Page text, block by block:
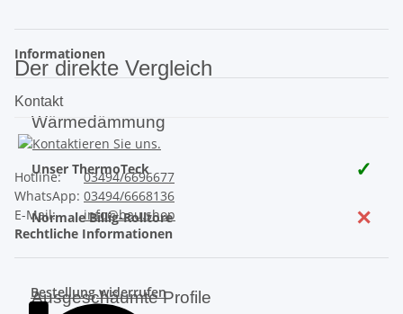
Der direkte Vergleich
Wärmedämmung
Unser ThermoTeck ✓
Normale Billig-Rolltore ✕
Ausgeschäumte Profile
Informationen
Kontakt
Hotline:
03494/6696677
WhatsApp: 03494/6668136
E-Mail:
info@bau.shop
Rechtliche Informationen
Bestellung widerrufen